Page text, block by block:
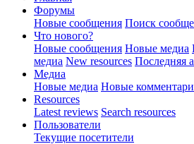
Форумы
Новые сообщения Поиск
Что нового?
Новые сообщения Новые медиа
медиа New resources Последняя
Медиа
Новые медиа Новые
Resources
Latest reviews Search resources
Пользователи
Текущие посетители